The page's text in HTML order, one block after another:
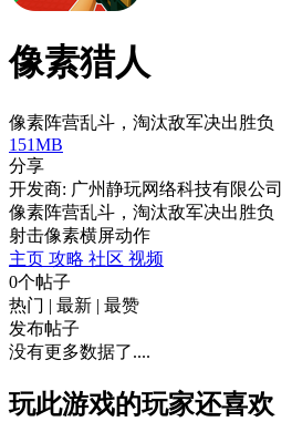
像素猎人
像素阵营乱斗，淘汰敌军决出胜负
151MB
分享
开发商: 广州静玩网络科技有限公司
像素阵营乱斗，淘汰敌军决出胜负
射击像素横屏动作
主页 攻略 社区 视频
0个帖子
热门 | 最新 | 最赞
发布帖子
没有更多数据了....
玩此游戏的玩家还喜欢